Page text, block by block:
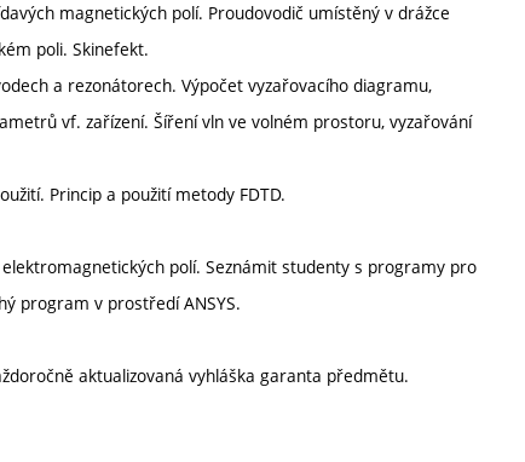
magnetických polí. Proudovodič umístěný v drážce
poli. Skinefekt.
a rezonátorech. Výpočet vyzařovacího diagramu,
vf. zařízení. Šíření vln ve volném prostoru, vyzařování
Princip a použití metody FDTD.
polí. Seznámit studenty s programy pro
program v prostředí ANSYS.
aktualizovaná vyhláška garanta předmětu.